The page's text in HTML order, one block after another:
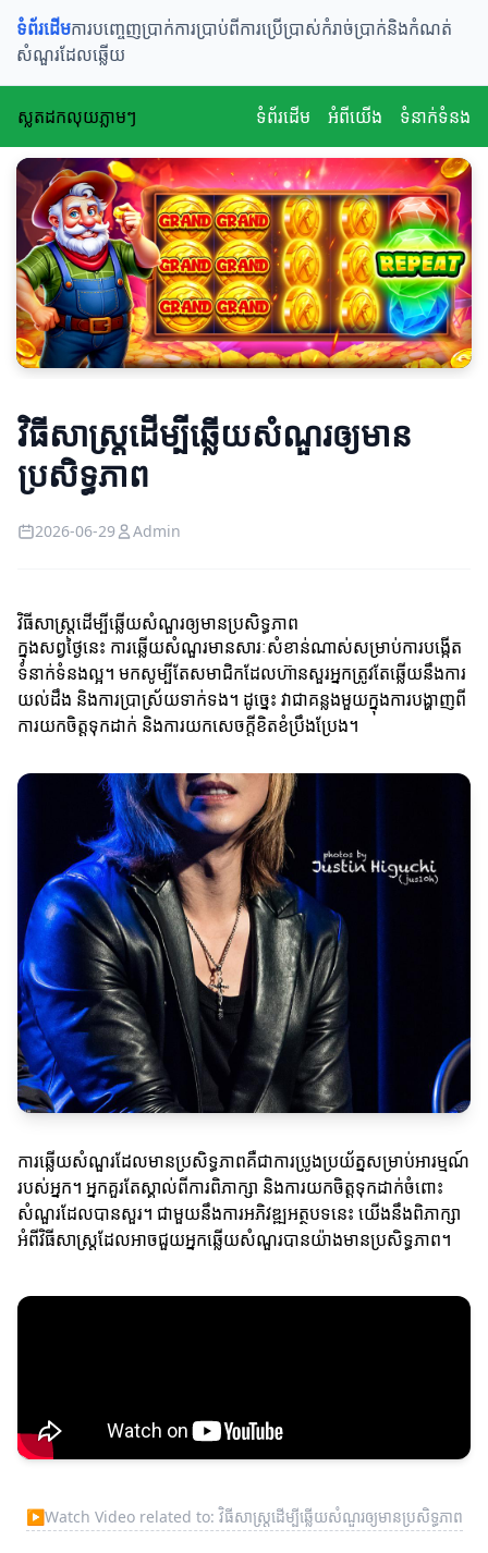
ទំព័រដើមការបញ្ចេញប្រាក់ការប្រាប់ពីការប្រើប្រាស់កំរាច់ប្រាក់និងកំណត់
សំណួរដែលឆ្លើយ
ស្លតដកលុយភ្លាមៗ ទំព័រដើម អំពីយើង ទំនាក់ទំនង
វិធីសាស្ត្រដើម្បីឆ្លើយសំណួរ​ឲ្យមាន
ប្រសិទ្ធភាព
2026-06-29 Admin
វិធីសាស្ត្រដើម្បីឆ្លើយសំណួរ​ឲ្យមានប្រសិទ្ធភាព
ក្នុងសព្វថ្ងៃនេះ ការឆ្លើយសំណួរមានសារៈសំខាន់ណាស់សម្រាប់ការបង្កើត
ទំនាក់ទំនងល្អ។ មកសូម្បីតែសមាជិកដែលហ៊ានសួរអ្នកត្រូវតែឆ្លើយនឹងការ
យល់ដឹង និងការប្រាស្រ័យទាក់ទង។ ដូច្នេះ វាជាគន្លងមួយក្នុងការបង្ហាញពី
ការយកចិត្តទុកដាក់ និងការយកសេចក្តីខិតខំប្រឹងប្រែង។
ការឆ្លើយសំណួរដែលមានប្រសិទ្ធភាពគឺជាការប្រូងប្រយ័ត្នសម្រាប់អារម្មណ៍
របស់អ្នក។ អ្នកគួរតែស្គាល់ពីការពិភាក្សា និងការយកចិត្តទុកដាក់ចំពោះ
សំណួរដែលបានសួរ។ ជាមួយនឹងការអភិវឌ្ឍអត្ថបទនេះ យើងនឹងពិភាក្សា
អំពីវិធីសាស្ត្រដែលអាចជួយអ្នកឆ្លើយសំណួរបានយ៉ាងមានប្រសិទ្ធភាព។
▶Watch Video related to: វិធីសាស្ត្រដើម្បីឆ្លើយសំណួរ​ឲ្យមានប្រសិទ្ធភាព